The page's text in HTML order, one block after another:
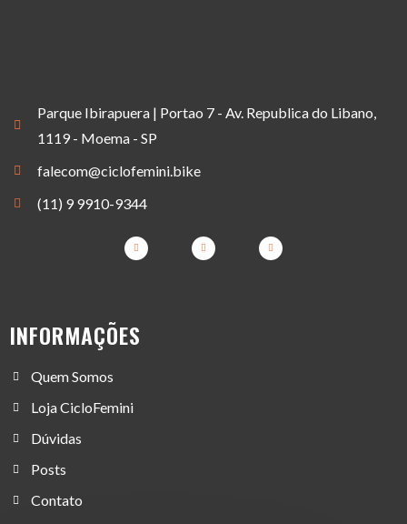
Parque Ibirapuera | Portao 7 - Av. Republica do Libano,
1119 - Moema - SP
falecom@ciclofemini.bike
(11) 9 9910-9344
INFORMAÇÕES
Quem Somos
Loja CicloFemini
Dúvidas
Posts
Contato